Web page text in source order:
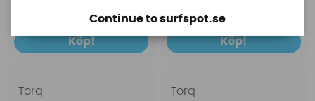
Köp! Köp!
Torq Torq
Continue to surfspot.se